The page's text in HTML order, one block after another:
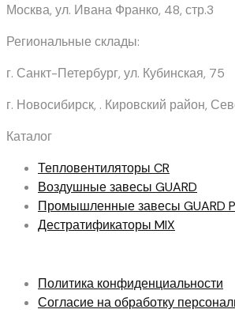
Москва, ул. Ивана Франко, 48, стр.3
Региональные склады:
г. Санкт-Петербург, ул. Кубинская, 75
г. Новосибирск, . Кировский район,
Каталог
Тепловентиляторы CR
Воздушные завесы GUARD
Промышленные завесы GUARD
Дестратификаторы MIX
Политика конфиденциальности
Согласие на обработку